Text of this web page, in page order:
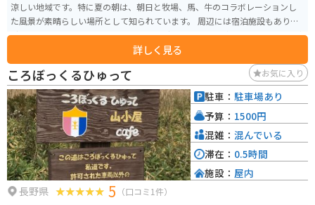
涼しい地域です。特に夏の朝は、朝日と牧場、馬、牛のコラボレーションし
た風景が素晴らしい場所として知られています。 周辺には宿泊施設もあり、
避暑地として最適です。バイクツーリングで訪れて、のどかな風景とともに牛
や馬と触れ合ってみるのもいいでしょう。
詳しく見る
ころぼっくるひゅって お気に入り
長野県 5 （口コミ1件）
駐車： 駐車場あり
予算： 1500円
混雑： 混んでいる
滞在： 0.5時間
施設： 屋内